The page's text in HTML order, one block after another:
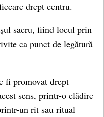
drept centru.
sacru, fiind locul prin
ca punct de legătură
fi promovat drept
sens, printr-o clădire
un rit sau ritual